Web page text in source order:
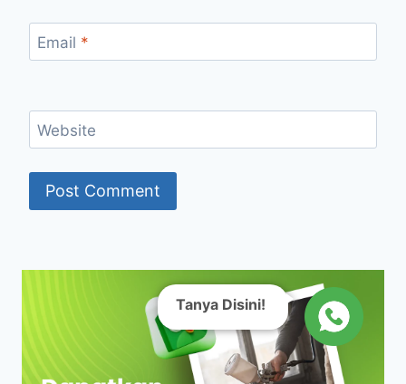
Email *
Website
Tanya Disini!